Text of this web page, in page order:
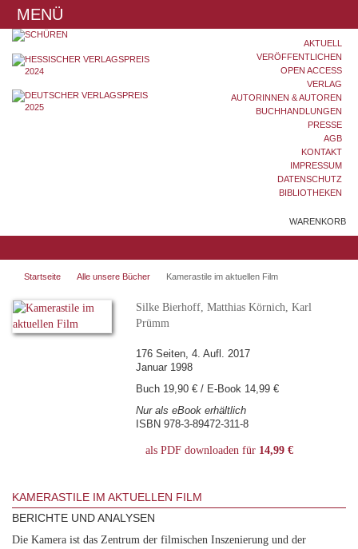
MENÜ
AKTUELL
VERÖFFENTLICHEN
OPEN ACCESS
VERLAG
AUTORINNEN & AUTOREN
BUCHHANDLUNGEN
PRESSE
AGB
KONTAKT
IMPRESSUM
DATENSCHUTZ
BIBLIOTHEKEN
WARENKORB
Startseite Alle unsere Bücher Kamerastile im aktuellen Film
Silke Bierhoff, Matthias Körnich, Karl
Prümm
176 Seiten, 4. Aufl. 2017
Januar 1998
Buch 19,90 € / E-Book 14,99 €
Nur als eBook erhältlich
ISBN 978-3-89472-311-8
als PDF downloaden für 14,99 €
KAMERASTILE IM AKTUELLEN FILM
BERICHTE UND ANALYSEN
Die Kamera ist das Zentrum der filmischen Inszenierung und der